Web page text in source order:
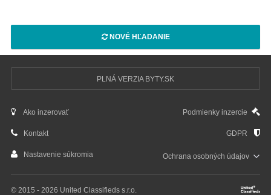
NOVÉ HĽADANIE
PLNÁ VERZIA BYTY.SK
Ako inzerovať Podmienky inzercie
Kontakt GDPR
Nastavenie súkromia Ochrana osobnýchúdajov
© 2015 - 2026 United Classifieds s.r.o.